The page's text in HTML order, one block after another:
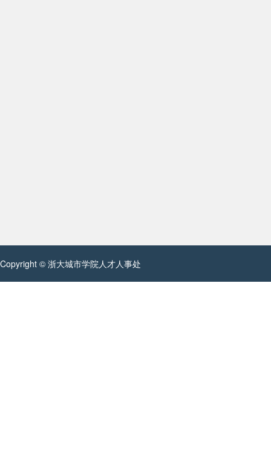
Copyright © 浙大城市学院人才人事处